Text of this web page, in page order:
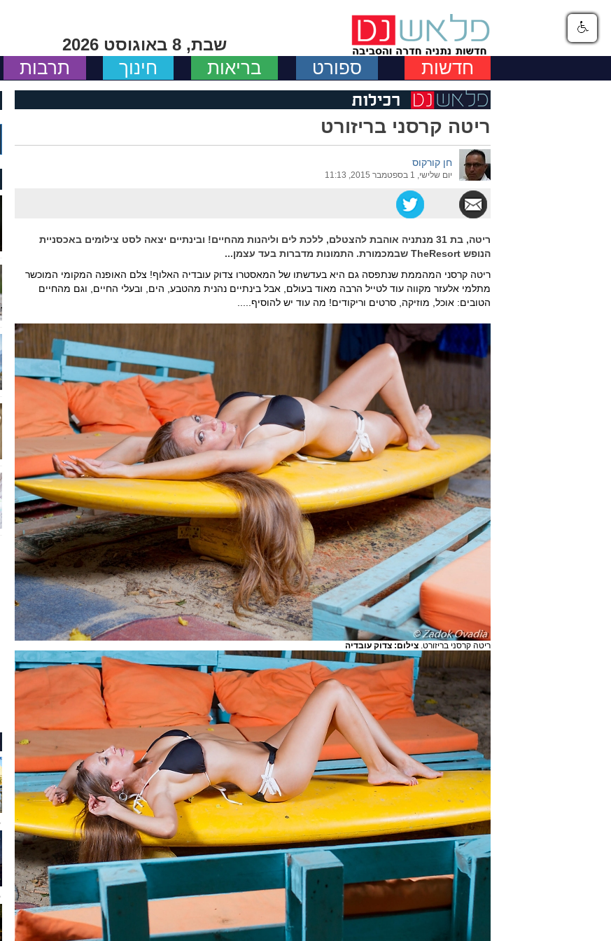
שבת, 8 באוגוסט 2026
חדשות ספורט בריאות חינוך תרבות
ריטה קרסני בריזורט
חן קורקוס
יום שלישי, 1 בספטמבר 2015, 11:13
ריטה, בת 31 מנתניה אוהבת להצטלם, ללכת לים וליהנות מהחיים! ובינתיים יצאה לסט צילומים באכסניית
הנופש TheResort שבמכמורת. התמונות מדברות בעד עצמן...
ריטה קרסני המהממת שנתפסה גם היא בעדשתו של המאסטרו צדוק עובדיה האלוף! צלם האופנה המקומי המוכשר
מתלמי אלעזר מקווה עוד לטייל הרבה מאוד בעולם, אבל בינתיים נהנית מהטבע, הים, ובעלי החיים, וגם מהחיים
הטובים: אוכל, מוזיקה, סרטים וריקודים! מה עוד יש להוסיף.....
ריטה קרסני בריזורט. צילום: צדוק עובדיה